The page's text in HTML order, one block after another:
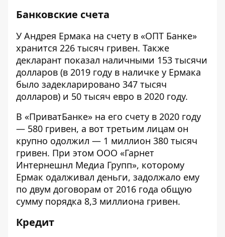
Банковские счета
У Андрея Ермака на счету в «ОПТ Банке»
хранится 226 тысяч гривен. Также
декларант показал наличными 153 тысячи
долларов (в 2019 году в наличке у Ермака
было задекларировано 347 тысяч
долларов) и 50 тысяч евро в 2020 году.
В «ПриватБанке» на его счету в 2020 году
— 580 гривен, а вот третьим лицам он
крупно одолжил — 1 миллион 380 тысяч
гривен. При этом ООО «Гарнет
Интернешнл Медиа Групп», которому
Ермак одалживал деньги, задолжало ему
по двум договорам от 2016 года общую
сумму порядка 8,3 миллиона гривен.
Кредит